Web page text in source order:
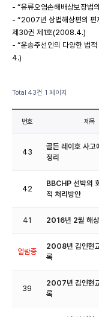
- “유류오염손해배상보장법
- “2007년 상법해상편의 편
제30권 제1호(2008.4.)
- “운송주선인의 다양한 법
4.)
Total 43건 1 페이지
번호 제목
43
골든 레이호 사고
정리
42
BBCHP 선박의
적 처리방안
41 2016년 2월 해상
열람중
2008년 김인현
록
39
2007년 김인현
록